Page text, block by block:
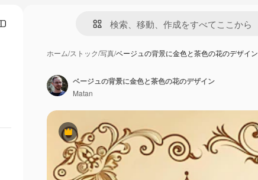
ホーム/ストック/写真/ベージュの背景に金色と茶色の花のデザイン
Premium
ベージュの背景に金色と茶色の花のデザイン
Matan